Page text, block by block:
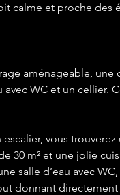
calme et proche des
aménageable, une
avec WC et un
escalier, vous
30 m² et une jolie
salle d’eau avec
donnant